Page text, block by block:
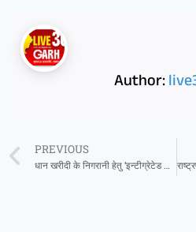
Author:
PREVIOUS
धान खरीदी के निगरानी हेतु ‘इन्टीग्रेटेड कमान्ड एन्ड कंट्रोल सेंटर’ की स्थापित